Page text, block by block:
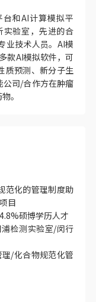
和AI计算模拟平
实验室，先进的合
业技术人员。AI模
款AI模拟软件，可
质预测、新分子生
公司/合作方在肿瘤
。
范化的管理制度助
目
硕博学历人才
检测实验室/闵行
/化合物规范化管